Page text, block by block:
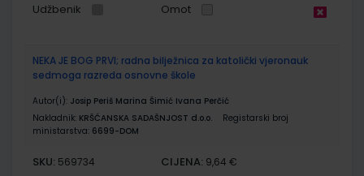
Udžbenik Omot
NEKA JE BOG PRVI; radna bilježnica za katolički vjeronauk
sedmoga razreda osnovne škole
Autor(i): Josip Periš Marina Šimić Ivana Perčić
Nakladnik: KRŠĆANSKA SADAŠNJOST d.o.o.
Registarski broj
ministarstva: 6699-DOM
SKU: 569734 CIJENA: 9,64 €